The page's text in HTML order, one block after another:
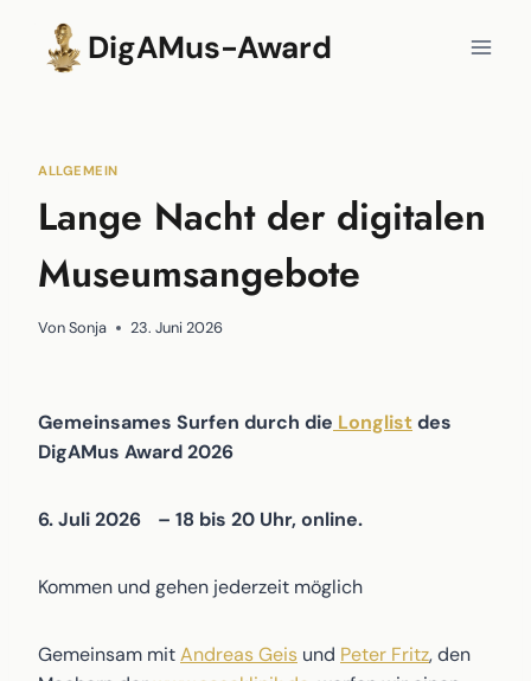
springen
DigAMus-Award
ALLGEMEIN
Lange Nacht der digitalen
Museumsangebote
VonSonja 23. Juni 2026
Gemeinsames Surfen durch die Longlistdes
DigAMus Award 2026
6. Juli 2026 – 18 bis 20 Uhr, online.
Kommen und gehen jederzeit möglich
Gemeinsam mitAndreas Geis und Peter Fritz, den